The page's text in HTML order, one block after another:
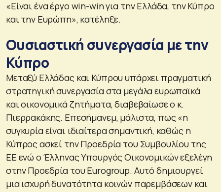
«Είναι ένα έργο win-win για την Ελλάδα, την Κύπρο
και την Ευρώπη», κατέληξε.
Ουσιαστική συνεργασία με την
Κύπρο
Μεταξύ Ελλάδας και Κύπρου υπάρχει πραγματική
στρατηγική συνεργασία στα μεγάλα ευρωπαϊκά
και οικονομικά ζητήματα, διαβεβαίωσε ο κ.
Πιερρακάκης. Επεσήμανεμ, μάλιστα, πως «η
συγκυρία είναι ιδιαίτερα σημαντική, καθώς η
Κύπρος ασκεί την Προεδρία του Συμβουλίου της
ΕΕ ενώ ο Έλληνας Υπουργός Οικονομικών εξελέγη
στην Προεδρία του Eurogroup. Αυτό δημιουργεί
μια ισχυρή δυνατότητα κοινών παρεμβάσεων και